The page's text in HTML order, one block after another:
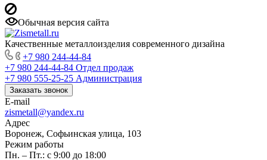
Обычная версия сайта
Качественные металлоизделия современного дизайна
+7 980 244-44-84
+7 980 244-44-84 Отдел продаж
+7 980 555-25-25 Администрация
Заказать звонок
E-mail
zismetall@yandex.ru
Адрес
Воронеж, Софьинская улица, 103
Режим работы
Пн. – Пт.: с 9:00 до 18:00